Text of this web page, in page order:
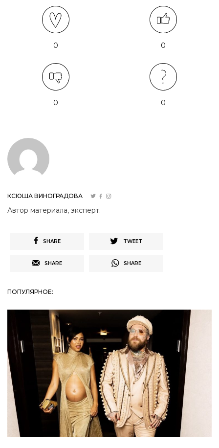
0 0
0 0
КСЮША ВИНОГРАДОВА
Автор материала, эксперт.
SHARE TWEET
SHARE SHARE
ПОПУЛЯРНОЕ: